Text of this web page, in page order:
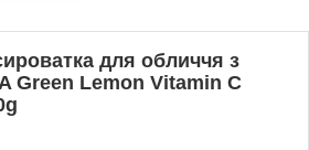
для обличчя з
Green Lemon Vitamin C